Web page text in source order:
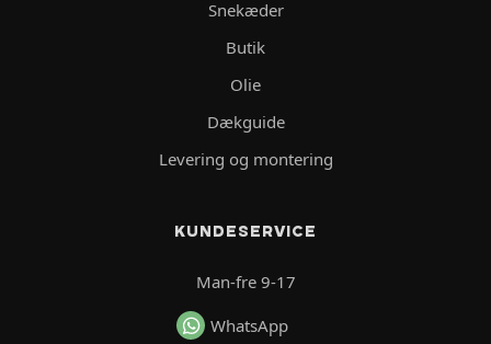
Snekæder
Butik
Olie
Dækguide
Levering og montering
KUNDESERVICE
Man-fre 9-17
WhatsApp